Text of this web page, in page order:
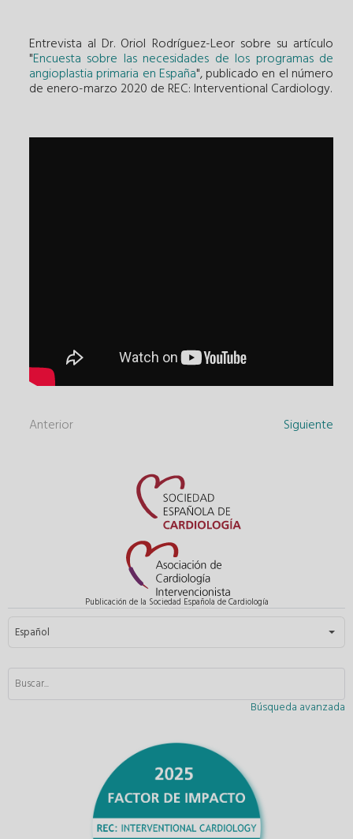
Entrevista al Dr. Oriol Rodríguez-Leor sobre su artículo
"Encuesta sobre las necesidades de los programas de
angioplastia primaria en España", publicado en el número
de enero-marzo 2020 de REC: Interventional Cardiology.
Anterior Siguiente
Publicación de la Sociedad Española de Cardiología
Seleccione su idioma
Español
Búsqueda avanzada